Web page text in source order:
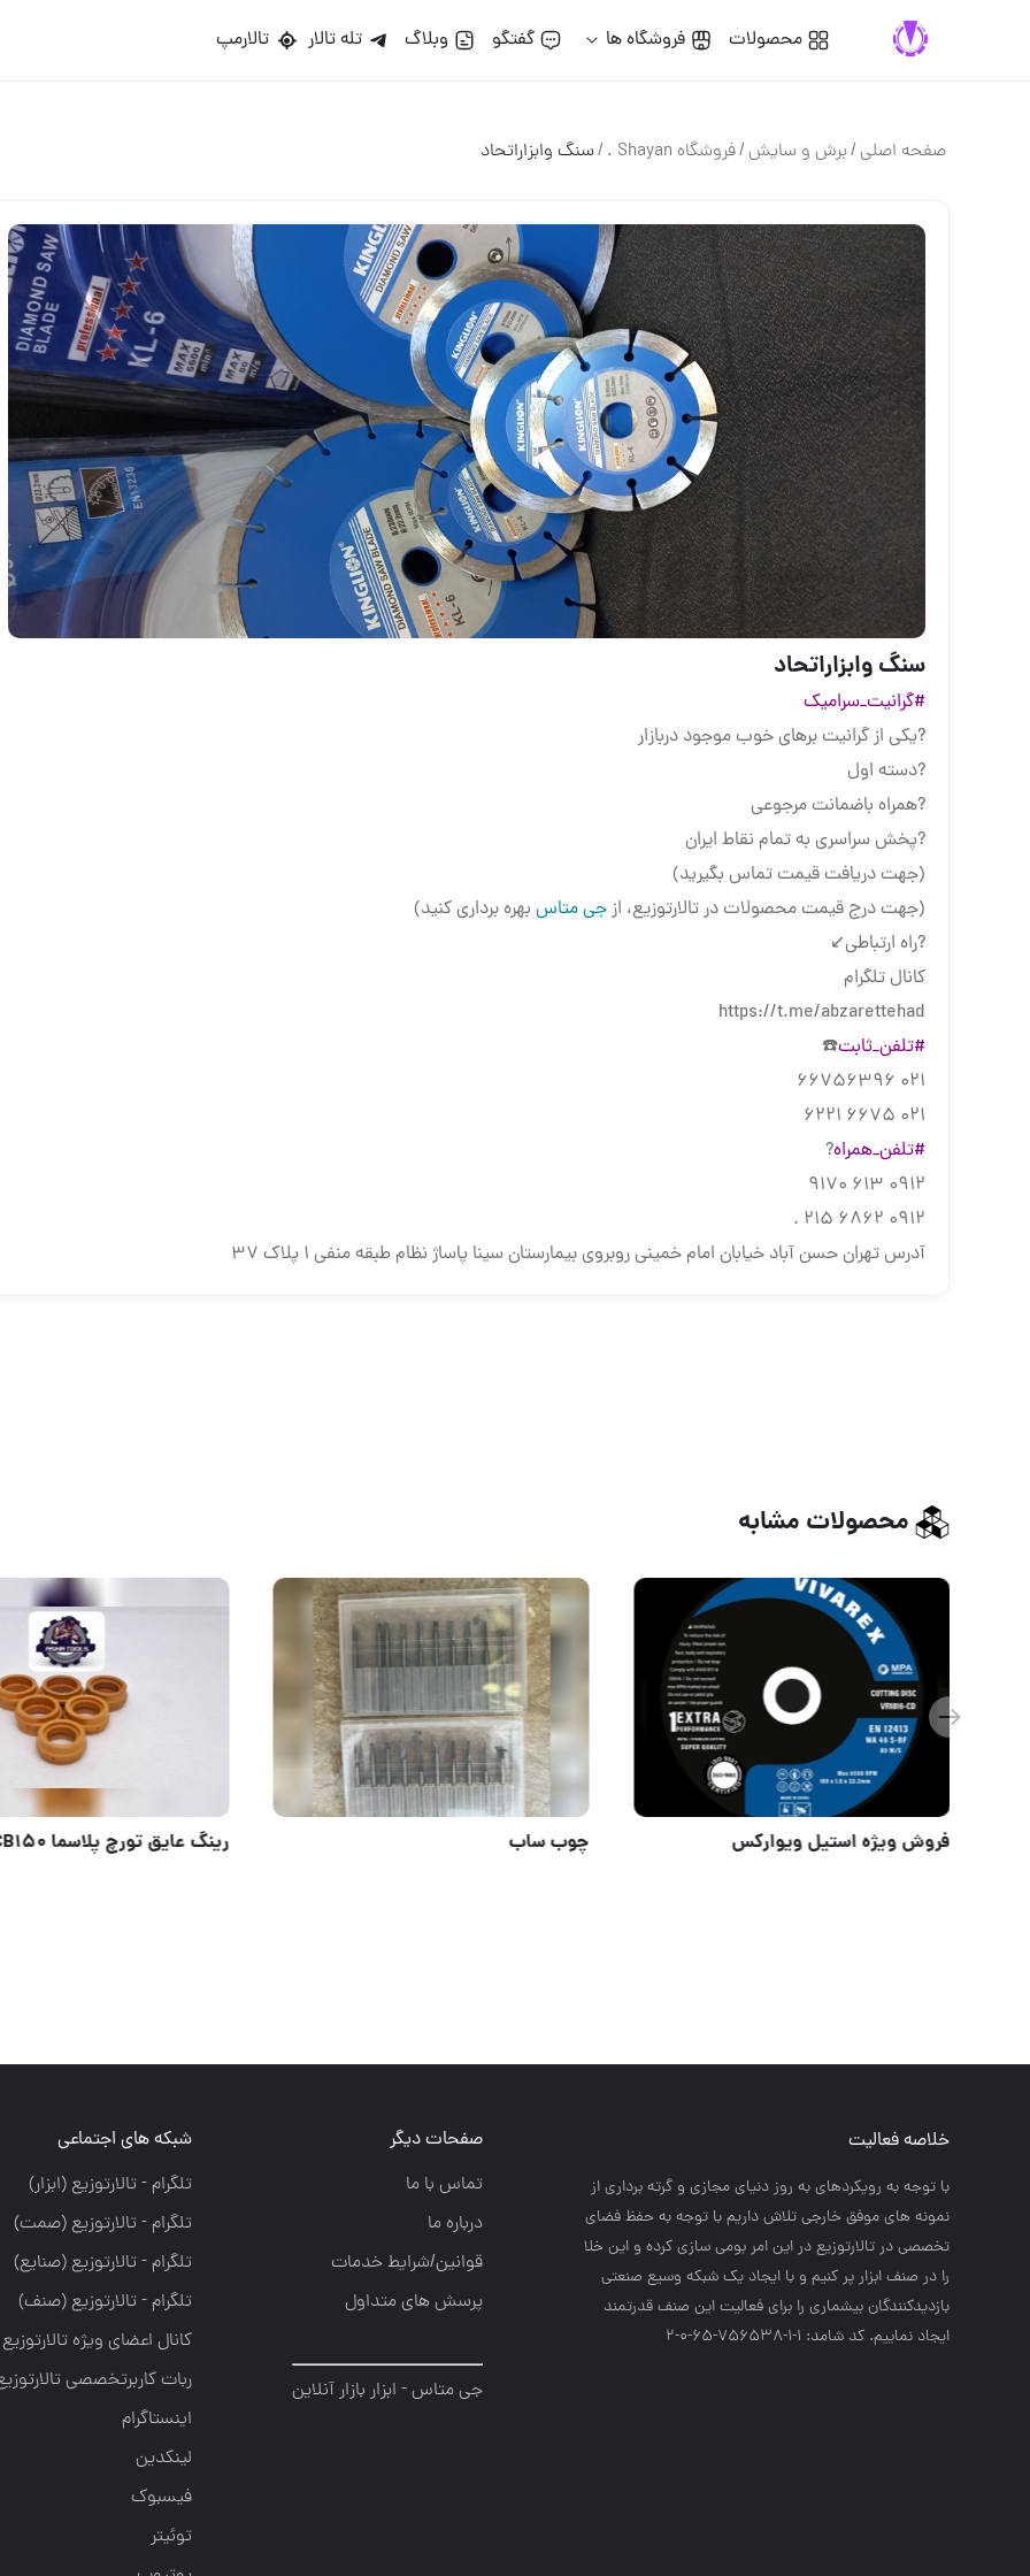
محصولات فروشگاه ها گفتگو وبلاگ تله تالار تالارمپ
صفحه اصلی/برش و سايش/فروشگاه Shayan . /سنگ وابزاراتحاد
سنگ وابزاراتحاد
#گرانیت_سرامیک
?یکی از گرانیت برهای خوب موجود دربازار
?دسته اول
?همراه باضمانت مرجوعی
?پخش سراسری به تمام نقاط ایران
(جهت دریافت قیمت تماس بگیرید)
(جهت درج قیمت محصولات در تالارتوزیع، ازجی متاس بهره برداری کنید)
?راه ارتباطی↙️
کانال تلگرام
https://t.me/abzarettehad
#تلفن_ثابت☎️
021 66756396
021 6675 6221
#تلفن_همراه?
0912 613 9170
0912 6862 215 .
آدرس تهران حسن آباد خیابان امام خمینی روبروی بیمارستان سینا پاساژ نظام طبقه منفی ۱ پلاک ۳۷
محصولات مشابه
مته برگی سری فروش ویژه استیل ویوارکس چوب ساب
خلاصه فعالیت
با توجه به رويكردهاي به روز دنياي مجازي و گرته برداري از
نمونه هاي موفق خارجي تلاش داريم با توجه به حفظ فضاي
تخصصي در تالارتوزيع در اين امر بومي سازي كرده و اين خلا
را در صنف ابزار پر كنيم و با ايجاد يك شبكه وسيع صنعتي
بازديدكنندگان بيشماري را براي فعاليت اين صنف قدرتمند
ايجاد نماييم. کد شامد: 1-1-756538-65-0-2
صفحات دیگر
تماس با ما
درباره ما
قوانین/شرایط خدمات
پرسش های متداول
جی متاس - ابزار بازار آنلاین
شبکه های اجتماعی
تلگرام - تالارتوزيع (ابزار)
تلگرام - تالارتوزيع (صمت)
تلگرام - تالارتوزيع (صنايع)
تلگرام - تالارتوزیع (صنف)
کانال اعضای ویژه تالارتوزیع
ربات کاربرتخصصی
اینستاگرام
لینکدین
فیسبوک
توئیتر